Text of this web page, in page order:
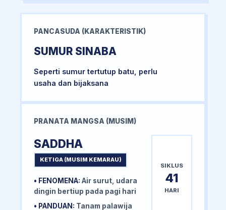
PANCASUDA (KARAKTERISTIK)
SUMUR SINABA
Seperti sumur tertutup batu, perlu
usaha dan bijaksana
PRANATA MANGSA (MUSIM)
SADDHA
KETIGA (MUSIM KEMARAU)
• FENOMENA: Air surut, udara
dingin bertiup pada pagi hari
• PANDUAN: Tanam palawija
SIKLUS
41
HARI